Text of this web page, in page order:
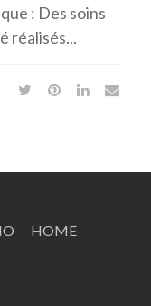
: Des soins
réalisés...
HOME